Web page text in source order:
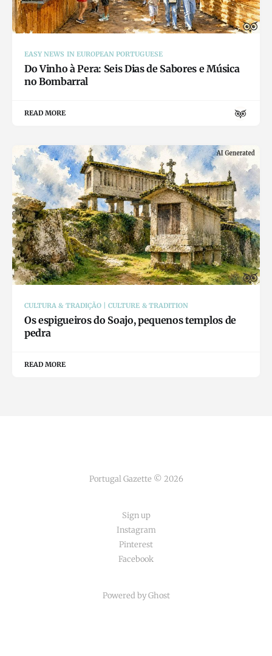
EASY NEWS IN EUROPEAN PORTUGUESE
Do Vinho à Pera: Seis Dias de Sabores e Música
no Bombarral
READ MORE
CULTURA & TRADIÇÃO | CULTURE & TRADITION
Os espigueiros do Soajo, pequenos templos de
pedra
READ MORE
Portugal Gazette © 2026
Sign up
Instagram
Pinterest
Facebook
Powered by Ghost